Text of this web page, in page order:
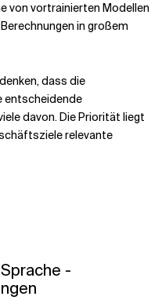
von vortrainierten Modellen
in großem
dass die
entscheidende
davon. Die Priorität liegt
relevante
-